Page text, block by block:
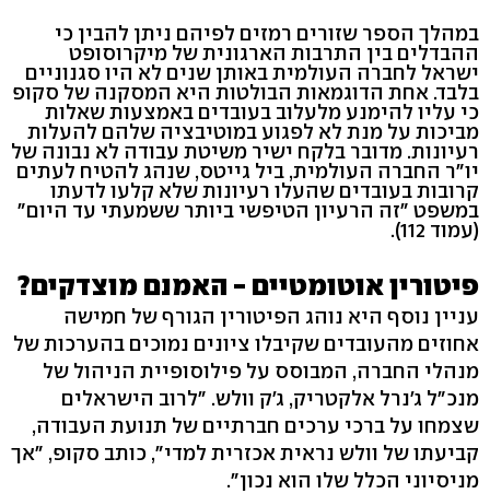
במהלך הספר שזורים רמזים לפיהם ניתן להבין כי
ההבדלים בין התרבות הארגונית של מיקרוסופט
ישראל לחברה העולמית באותן שנים לא היו סגנוניים
בלבד. אחת הדוגמאות הבולטות היא המסקנה של סקופ
כי עליו להימנע מלעלוב בעובדים באמצעות שאלות
מביכות על מנת לא לפגוע במוטיבציה שלהם להעלות
רעיונות. מדובר בלקח ישיר משיטת עבודה לא נבונה של
יו"ר החברה העולמית, ביל גייטס, שנהג להטיח לעתים
קרובות בעובדים שהעלו רעיונות שלא קלעו לדעתו
במשפט "זה הרעיון הטיפשי ביותר ששמעתי עד היום"
(עמוד 112).
פיטורין אוטומטיים - האמנם מוצדקים?
עניין נוסף היא נוהג הפיטורין הגורף של חמישה
אחוזים מהעובדים שקיבלו ציונים נמוכים בהערכות של
מנהלי החברה, המבוסס על פילוסופיית הניהול של
מנכ"ל ג'נרל אלקטריק, ג'ק וולש. "לרוב הישראלים
שצמחו על ברכי ערכים חברתיים של תנועת העבודה,
קביעתו של וולש נראית אכזרית למדי", כותב סקופ, "אך
מניסיוני הכלל שלו הוא נכון".